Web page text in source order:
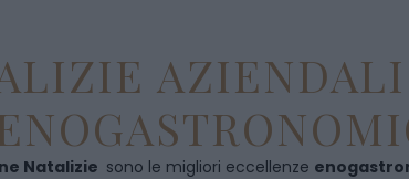
Natalizie sono le migliori eccellenze